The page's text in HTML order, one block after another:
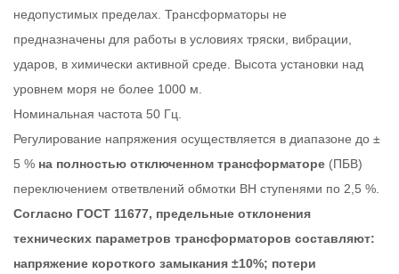
недопустимых пределах. Трансформаторы не
предназначены для работы в условиях тряски, вибрации,
ударов, в химически активной среде. Высота установки над
уровнем моря не более 1000 м.
Номинальная частота 50 Гц.
Регулирование напряжения осуществляется в диапазоне до ±
5 % на полностью отключенном трансформаторе (ПБВ)
переключением ответвлений обмотки ВН ступенями по 2,5 %.
Согласно ГОСТ 11677, предельные отклонения
технических параметров трансформаторов составляют:
напряжение короткого замыкания ±10%; потери